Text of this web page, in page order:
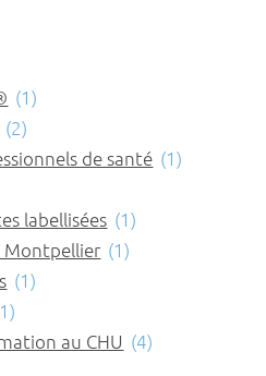
(1)
(2)
de santé (1)
labellisées (1)
Montpellier (1)
(1)
au CHU (4)